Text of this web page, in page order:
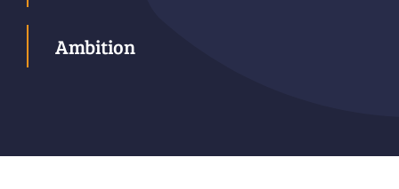
Ambition